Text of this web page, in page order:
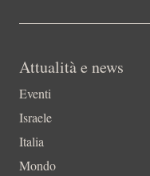
Attualità e news
Eventi
Israele
Italia
Mondo